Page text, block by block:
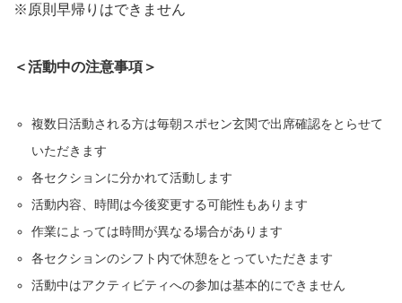
※原則早帰りはできません
＜活動中の注意事項＞
複数日活動される方は毎朝スポセン玄関で出席確認をとらせて
いただきます
各セクションに分かれて活動します
活動内容、時間は今後変更する可能性もあります
作業によっては時間が異なる場合があります
各セクションのシフト内で休憩をとっていただきます
活動中はアクティビティへの参加は基本的にできません